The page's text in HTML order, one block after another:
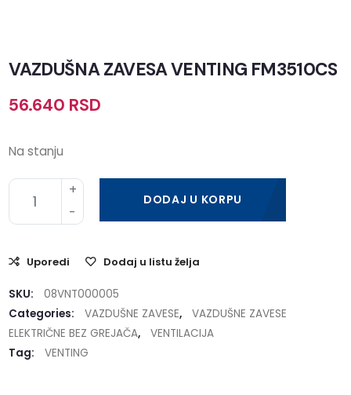
VAZDUŠNA ZAVESA VENTING FM3510CS
56.640 RSD
Na stanju
DODAJ U KORPU
Uporedi Dodaj u listu želja
SKU:
08VNT000005
Categories:
VAZDUŠNE ZAVESE,
VAZDUŠNE ZAVESE
ELEKTRIČNE BEZ GREJAČA,
VENTILACIJA
Tag:
VENTING